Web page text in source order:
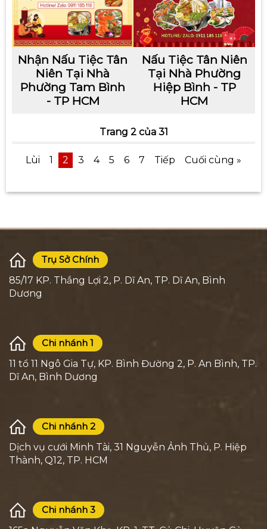
Nhận Nấu Tiệc Tân
Niên Tại Nhà
Phường Tam Bình
- TP HCM
Nấu Tiệc Tân Niên
Tại Nhà Phường
Hiệp Bình - TP
HCM
Trang 2 của 31
Lùi 1 2 3 4 5 6 7 Tiếp Cuối cùng »
Trụ Sở Chính
85/17 KP. Thắng Lợi 2, P. Dĩ An, TP. Dĩ An, Bình
Dương
Chi nhánh 1
11 tổ 11 Ngô Gia Tự, KP. Bình Đường 2, P. An Bình, TP.
Dĩ An, Bình Dương
Chi nhánh 2
Dịch vụ cưới Minh Tài, 31 Nguyễn Ảnh Thủ, P. Hiệp
Thành, Q12, TP. HCM
Chi nhánh 3